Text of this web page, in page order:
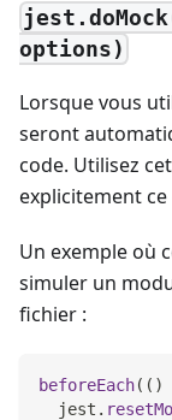
options)
Lorsque vous
seront
code. Utilisez
explicitement
Un exemple où
simuler un
fichier :
beforeEach( ( )
  jest
.